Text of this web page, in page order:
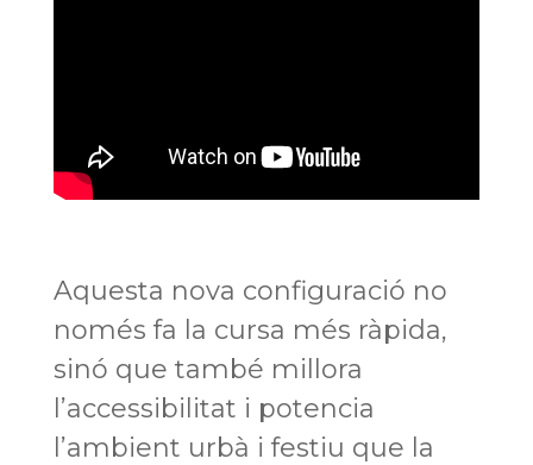
Aquesta nova configuració no
només fa la cursa més ràpida,
sinó que també millora
l’accessibilitat i potencia
l’ambient urbà i festiu que la